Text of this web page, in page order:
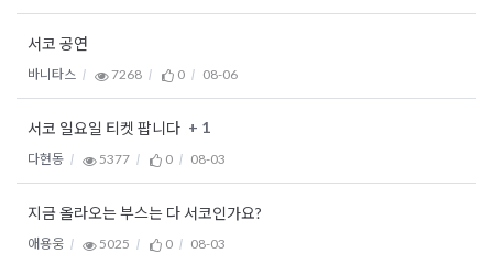
서코 공연
바니타스 7268 0 08-06
서코 일요일 티켓 팝니다 + 1
다현동 5377 0 08-03
지금 올라오는 부스는 다 서코인가요?
애용웅 5025 0 08-03